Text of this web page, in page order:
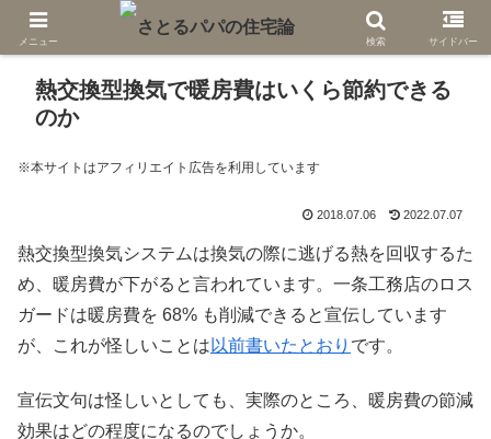
熱交換型換気で暖房費はいくら節約できる
のか
※本サイトはアフィリエイト広告を利用しています
2018.07.06 2022.07.07
熱交換型換気システムは換気の際に逃げる熱を回収するた
め、暖房費が下がると言われています。一条工務店のロス
ガードは暖房費を 68% も削減できると宣伝しています
が、これが怪しいことは 以前書いたとおり です。
宣伝文句は怪しいとしても、実際のところ、暖房費の節減
効果はどの程度になるのでしょうか。
メニュー 検索 サイドバー